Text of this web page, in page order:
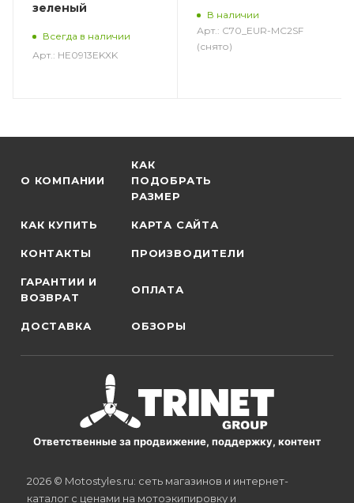
зеленый
Всегда в наличии
Арт.: HE0913EKXK
В наличии
Арт.: C70_EUR-MC2SF
(снято)
О КОМПАНИИ
КАК
ПОДОБРАТЬ
РАЗМЕР
КАК КУПИТЬ КАРТА САЙТА
КОНТАКТЫ ПРОИЗВОДИТЕЛИ
ГАРАНТИИ И
ВОЗВРАТ
ОПЛАТА
ДОСТАВКА ОБЗОРЫ
Ответственные за продвижение, поддержку, контент
2026 © Motostyles.ru: сеть магазинов и интернет-
каталог с ценами на мотоэкипировку и